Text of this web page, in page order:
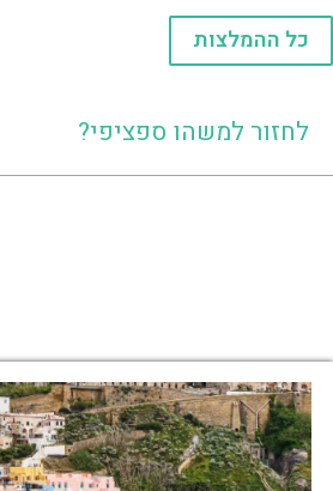
כל ההמלצות
לחזור למשהו ספציפי?